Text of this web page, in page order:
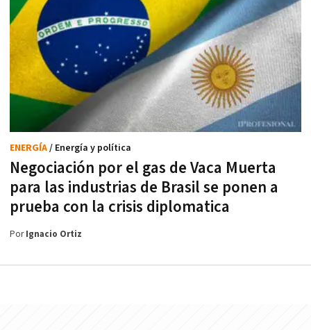
Negociación por el gas de Vaca Muerta
para las industrias de Brasil se ponen a
prueba con la crisis diplomatica
ENERGÍA/ Energía y política
PorIgnacio Ortiz